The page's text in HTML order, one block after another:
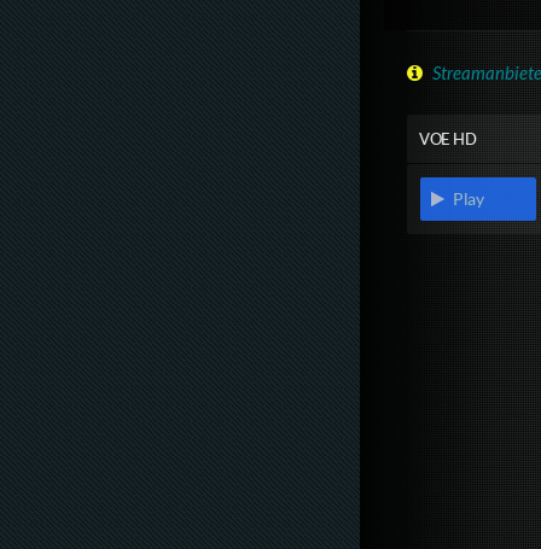
VOE HD
Play